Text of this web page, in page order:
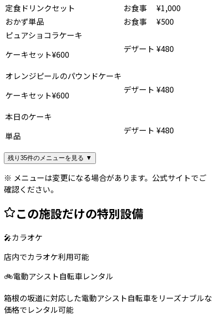
定食ドリンクセット
お食事
¥1,000
おかず単品
お食事
¥500
ピュアショコラケーキ
ケーキセット¥600
デザート ¥480
オレンジピールのパウンドケーキ
ケーキセット¥600
デザート ¥480
本日のケーキ
単品
デザート ¥480
残り35件のメニューを見る ▼
※ メニューは変更になる場合があります。公式サイトでご
確認ください。
この施設だけの特別設備
🎤カラオケ
店内でカラオケ利用可能
🚲電動アシスト自転車レンタル
箱根の坂道に対応した電動アシスト自転車をリーズナブルな
価格でレンタル可能